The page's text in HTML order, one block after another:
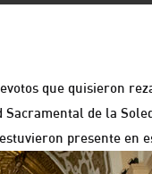
que quisieron
de la
presente en